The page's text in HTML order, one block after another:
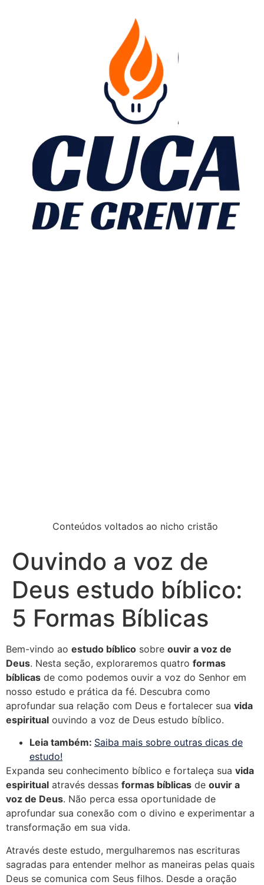
Conteúdos voltados ao nicho cristão
Ouvindo a voz de
Deus estudo bíblico:
5 Formas Bíblicas
Bem-vindo ao estudo bíblico sobre ouvir a voz de
Deus. Nesta seção, exploraremos quatro formas
bíblicas de como podemos ouvir a voz do Senhor em
nosso estudo e prática da fé. Descubra como
aprofundar sua relação com Deus e fortalecer sua vida
espiritual ouvindo a voz de Deus estudo bíblico.
Leia também: Saiba mais sobre outras dicas de
estudo!
Expanda seu conhecimento bíblico e fortaleça sua vida
espiritual através dessas formas bíblicas de ouvir a
voz de Deus. Não perca essa oportunidade de
aprofundar sua conexão com o divino e experimentar a
transformação em sua vida.
Através deste estudo, mergulharemos nas escrituras
sagradas para entender melhor as maneiras pelas quais
Deus se comunica com Seus filhos. Desde a oração